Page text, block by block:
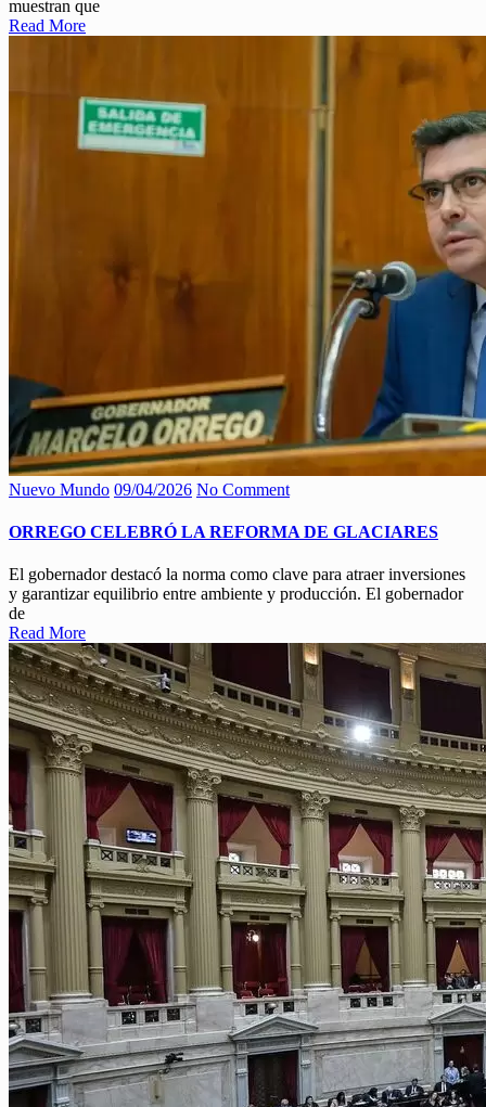
muestran que
Read More
Nuevo Mundo 09/04/2026 No Comment
ORREGO CELEBRÓ LA REFORMA DE GLACIARES
El gobernador destacó la norma como clave para atraer inversiones
y garantizar equilibrio entre ambiente y producción. El gobernador
de
Read More